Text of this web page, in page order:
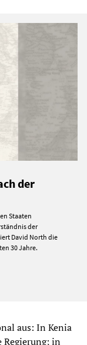
der
Staaten
der
David North die
30 Jahre.
aus: In Kenia
Regierung; in